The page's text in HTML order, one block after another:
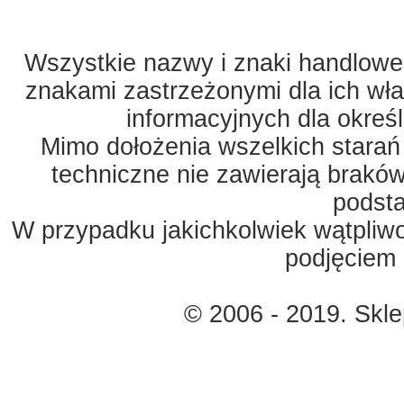
Wszystkie nazwy i znaki
znakami zastrzeżonymi dla ich
informacyjnych dla
Mimo dołożenia wszelkich
techniczne nie zawierają
W przypadku jakichkolwiek
© 2006 - 2019.